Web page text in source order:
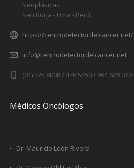
Neoplásicas
San Borja - Lima - Perú
https://centrodetectordelcancer.net/
info@centrodetectordelcancer.net
(01) 225 8008 / 476 5450 / 994 628 070
Médicos Oncólogos
Dr. Mauricio León Rivera